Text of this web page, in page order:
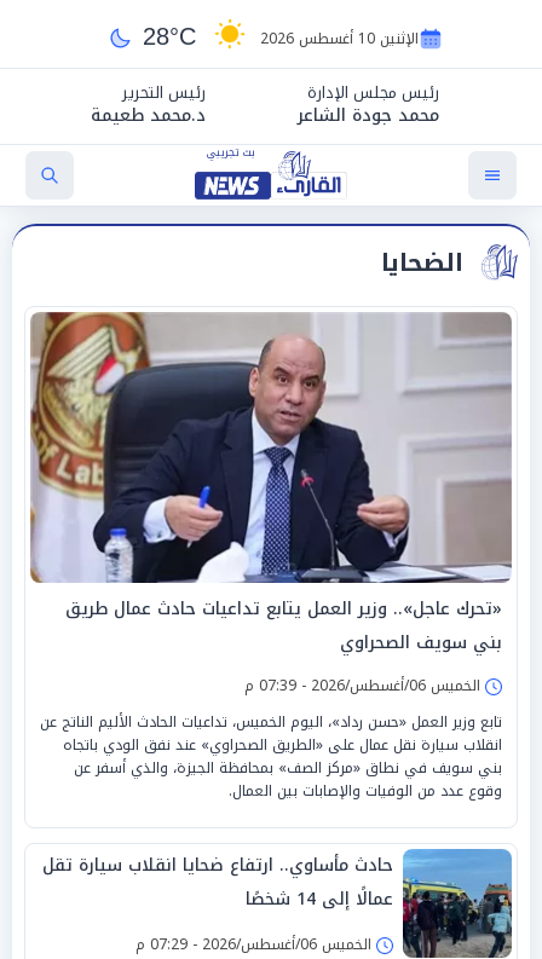
الإثنين 10 أغسطس 2026 28°C
رئيس مجلس الإدارة
محمد جودة الشاعر
رئيس التحرير
د.محمد طعيمة
الضحايا
«تحرك عاجل».. وزير العمل يتابع تداعيات حادث عمال طريق
بني سويف الصحراوي
الخميس 06/أغسطس/2026 - 07:39 م
تابع وزير العمل «حسن رداد»، اليوم الخميس، تداعيات الحادث الأليم الناتج عن
انقلاب سيارة نقل عمال على «الطريق الصحراوي» عند نفق الودي باتجاه
بني سويف في نطاق «مركز الصف» بمحافظة الجيزة، والذي أسفر عن
وقوع عدد من الوفيات والإصابات بين العمال.
حادث مأساوي.. ارتفاع ضحايا انقلاب سيارة تقل
عمالًا إلى 14 شخصًا
الخميس 06/أغسطس/2026 - 07:29 م